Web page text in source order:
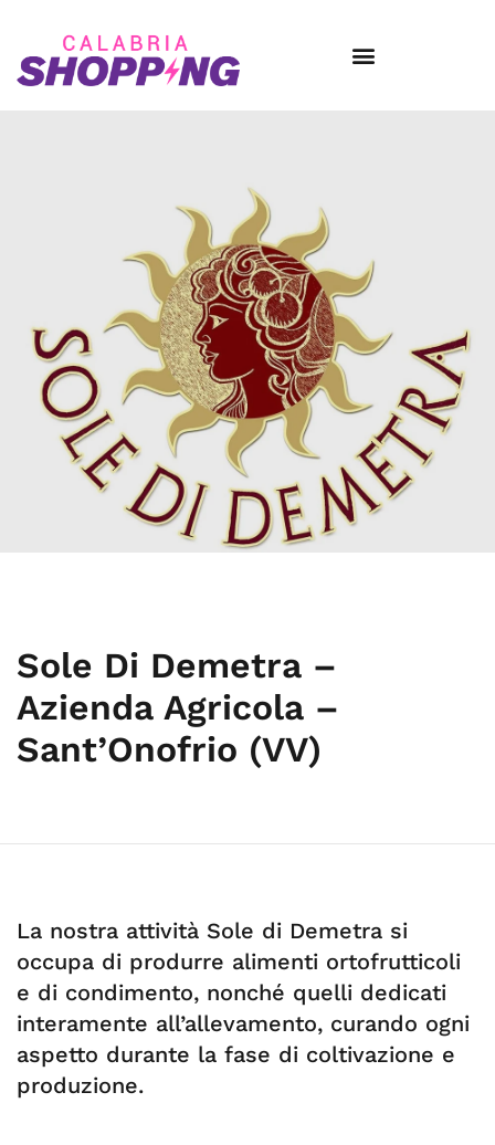
Sole Di Demetra –
Azienda Agricola –
Sant’Onofrio (VV)
La nostra attività Sole di Demetra si
occupa di produrre alimenti ortofrutticoli
e di condimento, nonché quelli dedicati
interamente all’allevamento, curando ogni
aspetto durante la fase di coltivazione e
produzione.